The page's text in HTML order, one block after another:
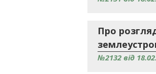
Про
№2132 від